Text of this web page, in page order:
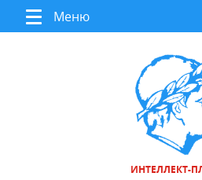
Меню
ИНТЕЛЛЕКТ-